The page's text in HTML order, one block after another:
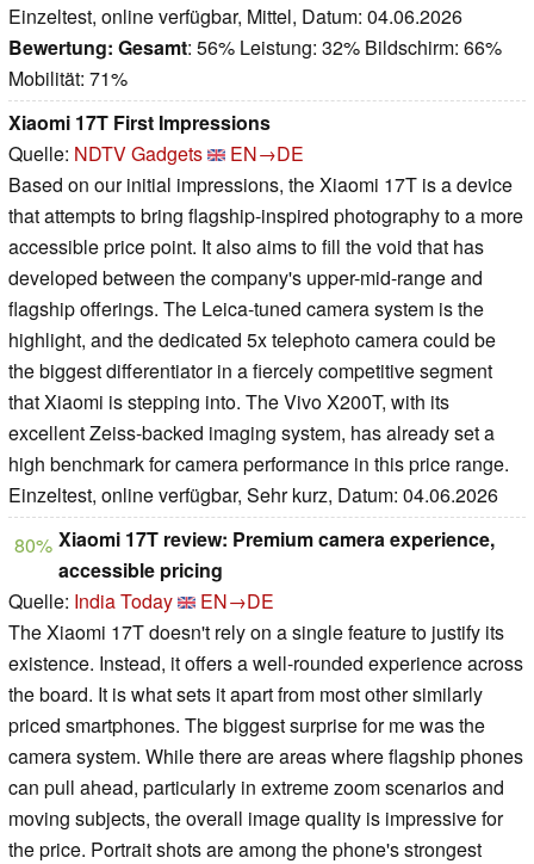
Einzeltest, online verfügbar, Mittel, Datum: 04.06.2026
Bewertung: Gesamt: 56% Leistung: 32% Bildschirm: 66%
Mobilität: 71%
Xiaomi 17T First Impressions
Quelle: NDTV Gadgets
EN→DE
Based on our initial impressions, the Xiaomi 17T is a device
that attempts to bring flagship-inspired photography to a more
accessible price point. It also aims to fill the void that has
developed between the company's upper-mid-range and
flagship offerings. The Leica-tuned camera system is the
highlight, and the dedicated 5x telephoto camera could be
the biggest differentiator in a fiercely competitive segment
that Xiaomi is stepping into. The Vivo X200T, with its
excellent Zeiss-backed imaging system, has already set a
high benchmark for camera performance in this price range.
Einzeltest, online verfügbar, Sehr kurz, Datum: 04.06.2026
80% Xiaomi 17T review: Premium camera experience,
accessible pricing
Quelle: India Today
EN→DE
The Xiaomi 17T doesn't rely on a single feature to justify its
existence. Instead, it offers a well-rounded experience across
the board. It is what sets it apart from most other similarly
priced smartphones. The biggest surprise for me was the
camera system. While there are areas where flagship phones
can pull ahead, particularly in extreme zoom scenarios and
moving subjects, the overall image quality is impressive for
the price. Portrait shots are among the phone's strongest